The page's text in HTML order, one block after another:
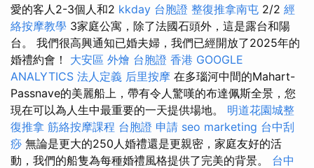
愛的客人2-3個人和2 kkday 台胞證 整復推拿南屯 2/2 經
絡按摩教學 3家庭公寓，除了法國石頭外，這是露台和陽
台。 我們很高興通知已婚夫婦，我們已經開放了2025年的
婚禮約會！ 大安區 外燴 台胞證 香港 GOOGLE
ANALYTICS 法人定義 后里按摩 在多瑙河中間的Mahart-
Passnave的美麗船上，帶有令人驚嘆的布達佩斯全景，您
現在可以為人生中最重要的一天提供場地。 明道花園城整
復推拿 筋絡按摩課程 台胞證 申請 seo marketing 台中刮
痧 無論是更大的250人婚禮還是更親密，家庭友好的活
動，我們的船隻為每種婚禮風格提供了完美的背景。 台中